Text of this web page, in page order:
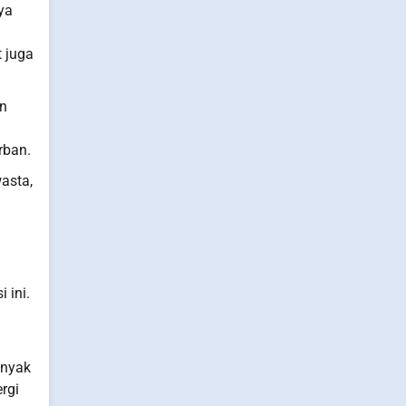
juga
ini.